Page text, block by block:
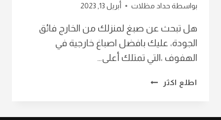
بواسطة حداد مظلات أبريل 13, 2023
هل تبحث عن صبغ لمنزلك من الخارج فائق
الجودة، عليك بافضل اصباغ خارجية في
الهفوف ،التي تمتلك أعلى…
اطلع اكثر
اصباغ
الهفوف